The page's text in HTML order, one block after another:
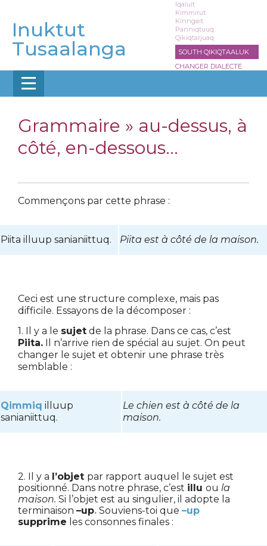
contenu
principal
Inuktut
Tusaalanga
Iqaluit
Kimmirut
Kinngait
Panniqtuuq
Qikiqtarjuaq
SOUTH QIKIQTAALUK
CHANGER DIALECTE
Grammaire » au-dessus, à
côté, en-dessous...
Commençons par cette phrase :
Piita illuup sanianiittuq. Piita est à côté de la maison.
Ceci est une structure complexe, mais pas
difficile. Essayons de la décomposer :
1. Il y a le sujet de la phrase. Dans ce cas, c’est
Piita. Il n’arrive rien de spécial au sujet. On peut
changer le sujet et obtenir une phrase très
semblable :
Qimmiq illuup
sanianiittuq.
Le chien est à côté de la
maison.
2. Il y a l’objet par rapport auquel le sujet est
positionné. Dans notre phrase, c’est illu ou la
maison. Si l’objet est au singulier, il adopte la
terminaison –up. Souviens-toi que –up
supprime les consonnes finales :